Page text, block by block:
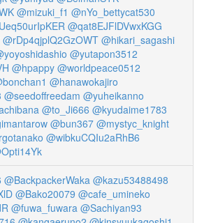
@mizuki_f1 @nYo_bettycat530
@qat8EJFlDVwxKGG
@rDp4qjplQ2GzOWT @hikari_sagashi
@yutapon3512
@hpappy @worldpeace0512
@hanawokajiro
@seedoffreedam @yuheikanno
@to_Ji666 @kyudaime1783
@bun367 @mystyc_knight
@wibkuCQIu2aRhB6
@BackpackerWaka @kazu53488498
@Bako20079 @cafe_umineko
@fuwa_fuwara @Sachiyan93